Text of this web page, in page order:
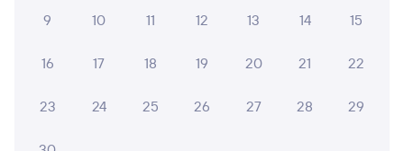
8,3
Отель Отель
9 10 11 12 13 14 15
16 17 18 19 20 21 22
23 24 25 26 27 28 29